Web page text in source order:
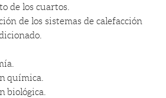
de los cuartos.
de los sistemas de calefacción
química.
biológica.